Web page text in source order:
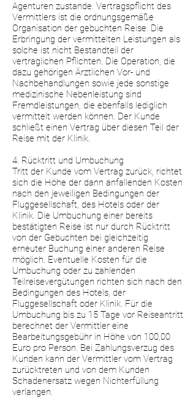
Agenturen zustande. Vertragspflicht des
Vermittlers ist die ordnungsgemäße
Organisation der gebuchten Reise. Die
Erbringung der vermittelten Leistungen als
solche ist nicht Bestandteil der
vertraglichen Pflichten. Die Operation, die
dazu gehörigen Ärztlichen Vor- und
Nachbehandlungen sowie jede sonstige
medizinische Nebenleistung sind
Fremdleistungen, die ebenfalls lediglich
vermittelt werden können. Der Kunde
schließt einen Vertrag über diesen Teil der
Reise mit der Klinik.
4. Rücktritt und Umbuchung
Tritt der Kunde vom Vertrag zurück, richtet
sich die Höhe der dann anfallenden Kosten
nach den jeweiligen Bedingungen der
Fluggesellschaft, des Hotels oder der
Klinik. Die Umbuchung einer bereits
bestätigten Reise ist nur durch Rücktritt
von der Gebuchten bei gleichzeitig
erneuter Buchung einer anderen Reise
möglich. Eventuelle Kosten für die
Umbuchung oder zu zahlenden
Teilreisevergütungen richten sich nach den
Bedingungen des Hotels, der
Fluggesellschaft oder Klinik. Für die
Umbuchung bis zu 15 Tage vor Reiseantritt
berechnet der Vermittler eine
Bearbeitungsgebühr in Höhe von 100,00
Euro pro Person. Bei Zahlungsverzug des
Kunden kann der Vermittler vom Vertrag
zurücktreten und von dem Kunden
Schadenersatz wegen Nichterfüllung
verlangen.